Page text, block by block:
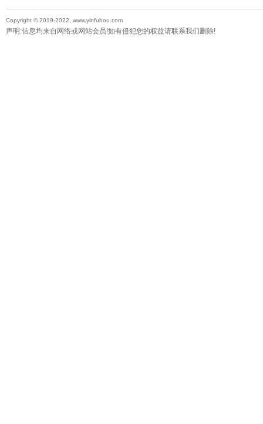
Copyright © 2019-2022, www.yinfuhou.com
声明:信息均来自网络或网站会员!如有侵犯您的权益请联系我们删除!